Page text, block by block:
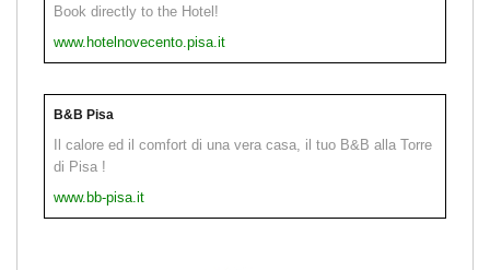
Book directly to the Hotel!
www.hotelnovecento.pisa.it
B&B Pisa
Il calore ed il comfort di una vera casa, il tuo B&B alla Torre
di Pisa !
www.bb-pisa.it